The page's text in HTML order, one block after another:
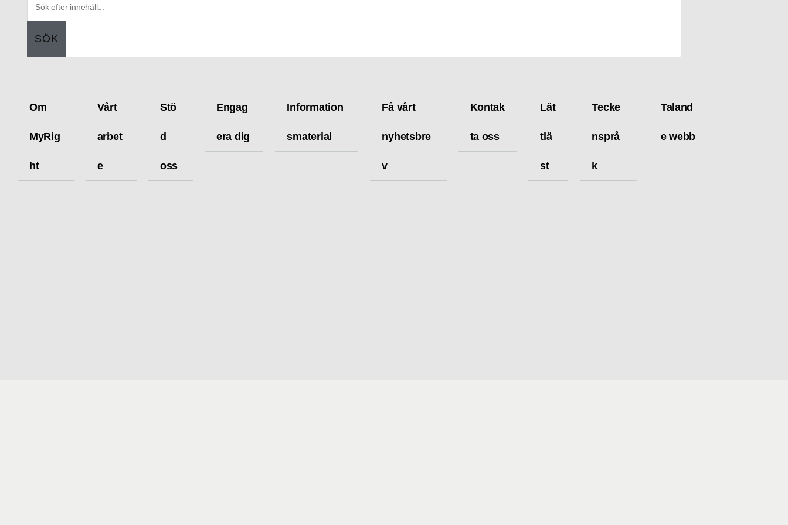
SÖK
Om
MyRig
ht
Vårt
arbet
e
Stö
d
oss
Engag
era dig
Information
smaterial
Få vårt
nyhetsbre
v
Kontak
ta oss
Lät
tlä
st
Tecke
nsprå
k
Taland
e webb